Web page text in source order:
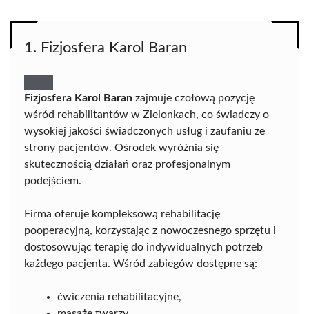
1. Fizjosfera Karol Baran
Fizjosfera Karol Baran zajmuje czołową pozycję
wśród rehabilitantów w Zielonkach, co świadczy o
wysokiej jakości świadczonych usług i zaufaniu ze
strony pacjentów. Ośrodek wyróżnia się
skutecznością działań oraz profesjonalnym
podejściem.
Firma oferuje kompleksową rehabilitację
pooperacyjną, korzystając z nowoczesnego sprzętu i
dostosowując terapię do indywidualnych potrzeb
każdego pacjenta. Wśród zabiegów dostępne są:
ćwiczenia rehabilitacyjne,